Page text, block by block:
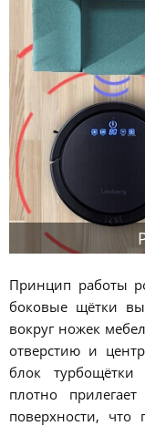
Принцип работы
боковые щётки
вокруг ножек
отверстию и
блок
плотно
поверхности, что